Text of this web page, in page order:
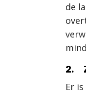
de
2.
Er